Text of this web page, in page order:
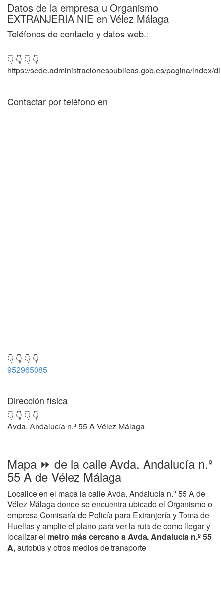
Datos de la empresa u Organismo
EXTRANJERIA NIE en Vélez Málaga
Teléfonos de contacto y datos web.:
👇 👇 👇 👇
https://sede.administracionespublicas.gob.es/pagina/index/
Contactar por teléfono en
👇 👇 👇 👇
952965085
Dirección física
👇 👇 👇 👇
Avda. Andalucía n.º 55 A Vélez Málaga
Mapa ⏩ de la calle Avda. Andalucía n.º
55 A de Vélez Málaga
Localice en el mapa la calle Avda. Andalucía n.º 55 A de
Vélez Málaga donde se encuentra ubicado el Organismo o
empresa Comisaría de Policía para Extranjería y Toma de
Huellas y amplie el plano para ver la ruta de como llegar y
localizar el metro más cercano a Avda. Andalucía n.º 55
A, autobús y otros medios de transporte.